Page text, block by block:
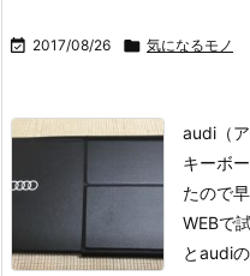
 2017/08/26  気になるモノ
audi（
キーボ
たので
WEBで
とaudi